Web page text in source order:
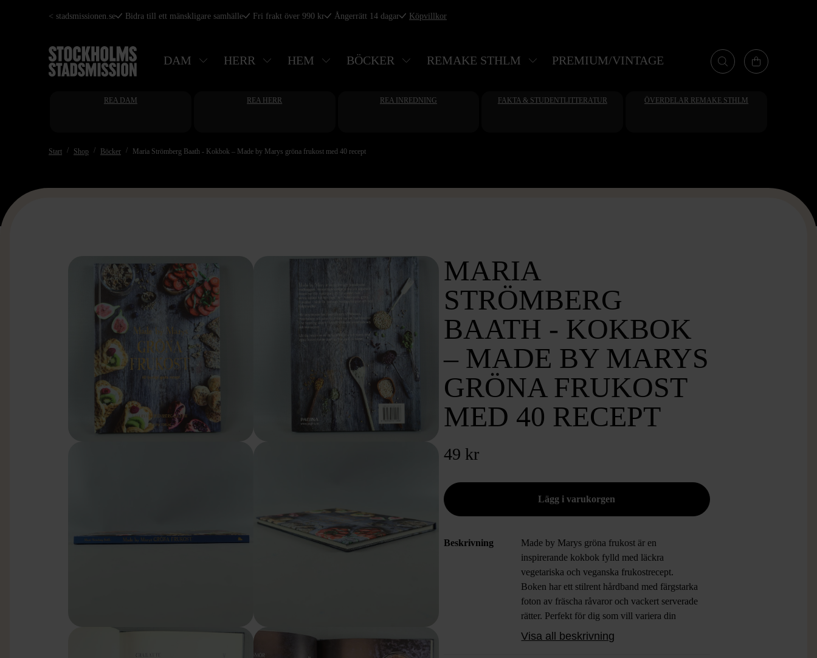
Hoppa
huvudinnehåll
< stadsmissionen.se Bidra till ett mänskligare samhälle Fri frakt över 990 kr Ångerrätt 14 dagar Köpvillkor
DAM HERR HEM BÖCKER REMAKE STHLM PREMIUM/VINTAGE
REA DAM REA HERR REA INREDNING FAKTA & STUDENTLITTERATUR ÖVERDELAR REMAKE STHLM
Start Shop Böcker Maria Strömberg Baath - Kokbok – Made by Marys gröna frukost med 40 recept
MARIA
STRÖMBERG
BAATH - KOKBOK
– MADE BY MARYS
GRÖNA FRUKOST
MED 40 RECEPT
49 kr
Beskrivning
Made by Marys gröna frukost är en
inspirerande kokbok fylld med läckra
vegetariska och veganska frukostrecept.
Boken har ett stilrent hårdband med färgstarka
foton av fräscha råvaror och vackert serverade
rätter. Perfekt för dig som vill variera din
morgon med nya smaker och snygga
presentationer – här hittar du allt från
Visa all beskrivning